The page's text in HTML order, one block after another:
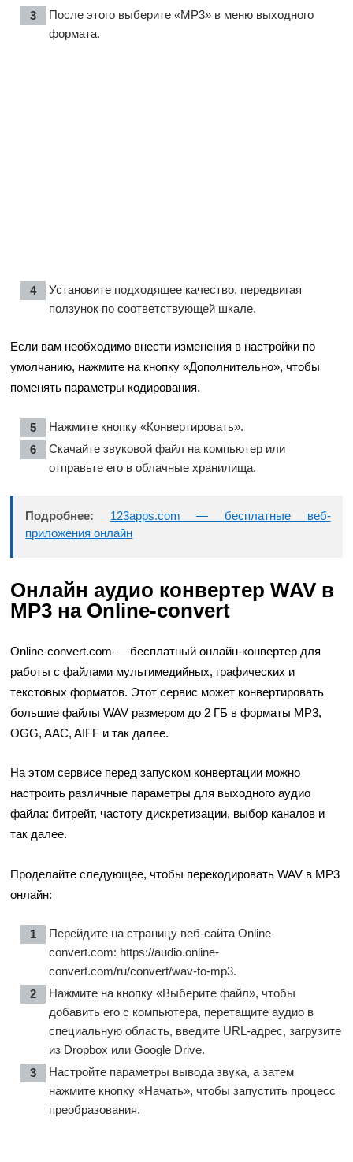
После этого выберите «MP3» в меню выходного
формата.
Установите подходящее качество, передвигая
ползунок по соответствующей шкале.
Если вам необходимо внести изменения в настройки по
умолчанию, нажмите на кнопку «Дополнительно», чтобы
поменять параметры кодирования.
Нажмите кнопку «Конвертировать».
Скачайте звуковой файл на компьютер или
отправьте его в облачные хранилища.
Подробнее:
123apps.com — бесплатные веб-
приложения онлайн
Онлайн аудио конвертер WAV в
MP3 на Online-convert
Online-convert.com — бесплатный онлайн-конвертер для
работы с файлами мультимедийных, графических и
текстовых форматов. Этот сервис может конвертировать
большие файлы WAV размером до 2 ГБ в форматы MP3,
OGG, AAC, AIFF и так далее.
На этом сервисе перед запуском конвертации можно
настроить различные параметры для выходного аудио
файла: битрейт, частоту дискретизации, выбор каналов и
так далее.
Проделайте следующее, чтобы перекодировать WAV в MP3
онлайн:
Перейдите на страницу веб-сайта Online-
convert.com: https://audio.online-
convert.com/ru/convert/wav-to-mp3.
Нажмите на кнопку «Выберите файл», чтобы
добавить его с компьютера, перетащите аудио в
специальную область, введите URL-адрес, загрузите
из Dropbox или Google Drive.
Настройте параметры вывода звука, а затем
нажмите кнопку «Начать», чтобы запустить процесс
преобразования.